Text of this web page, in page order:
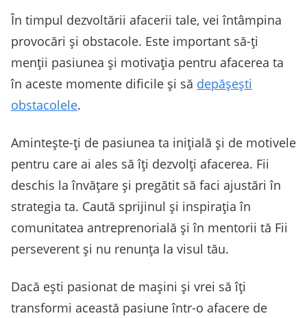
În timpul dezvoltării afacerii tale, vei întâmpina
provocări și obstacole. Este important să-ți
menții pasiunea și motivația pentru afacerea ta
în aceste momente dificile și să depășești
obstacolele.
Amintește-ți de pasiunea ta inițială și de motivele
pentru care ai ales să îți dezvolți afacerea. Fii
deschis la învățare și pregătit să faci ajustări în
strategia ta. Caută sprijinul și inspirația în
comunitatea antreprenorială și în mentorii tă Fii
perseverent și nu renunța la visul tău.
Dacă ești pasionat de mașini și vrei să îți
transformi această pasiune într-o afacere de